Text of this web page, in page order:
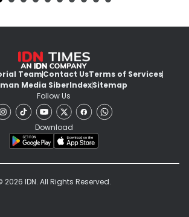
TeamContact UsTerms of Services
Media SiberIndexSitemap
Follow Us
Download
2026 IDN. All Rights Reserved.